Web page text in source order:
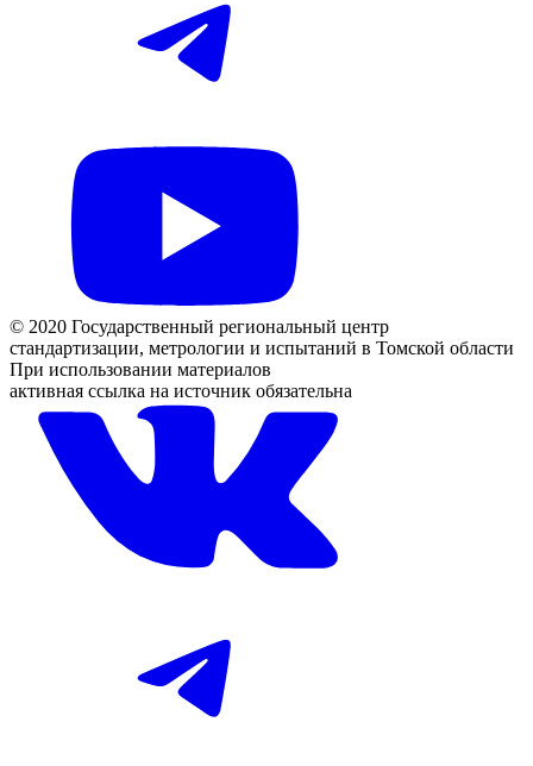
© 2020 Государственный региональный центр
стандартизации, метрологии и испытаний в Томской области
При использовании материалов
активная ссылка на источник обязательна